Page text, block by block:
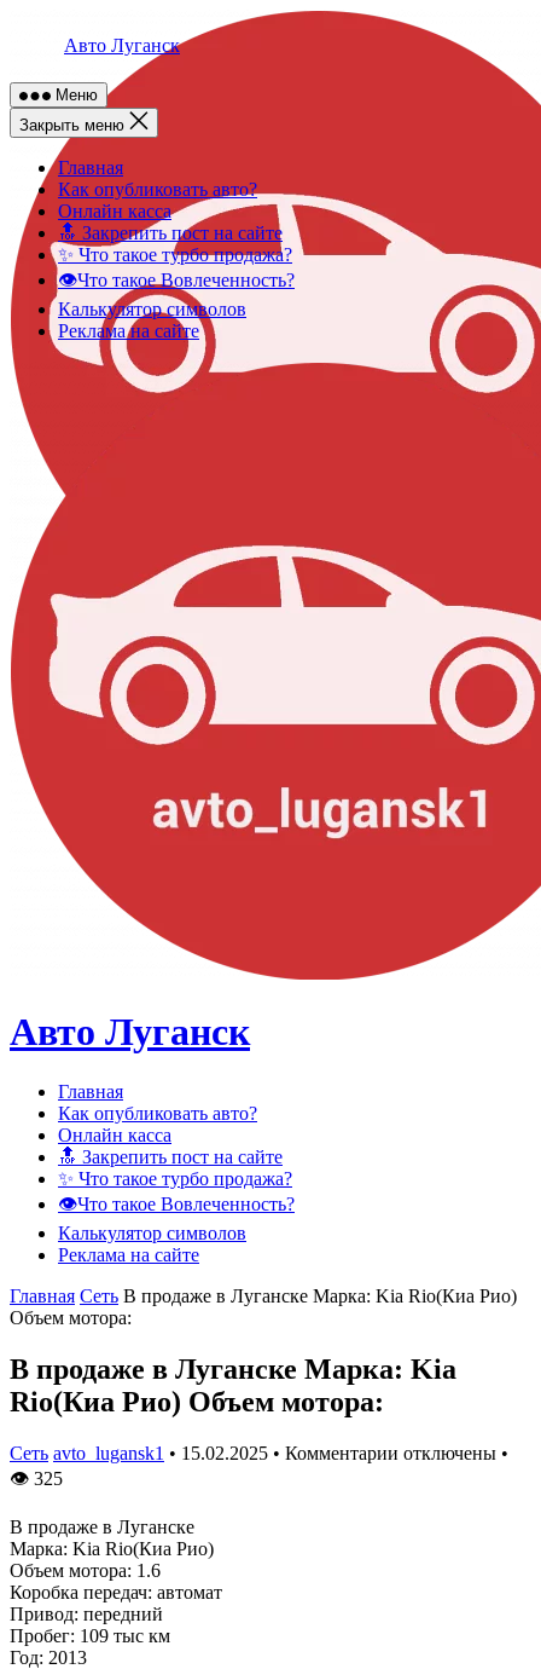
Авто Луганск
Меню
Закрыть меню
Главная
Как опубликовать авто?
Онлайн касса
🔝 Закрепить пост на сайте
✨ Что такое турбо продажа?
👁️Что такое Вовлеченность?
Калькулятор символов
Реклама на сайте
Авто Луганск
Главная
Как опубликовать авто?
Онлайн касса
🔝 Закрепить пост на сайте
✨ Что такое турбо продажа?
👁️Что такое Вовлеченность?
Калькулятор символов
Реклама на сайте
Главная Сеть В продаже в Луганске Марка: Kia Rio(Киа Рио)
Объем мотора:
В продаже в Луганске Марка: Kia
Rio(Киа Рио) Объем мотора:
Сеть avto_lugansk1 • 15.02.2025 • Комментарии отключены •
👁 325
В продаже в Луганске
Марка: Kia Rio(Киа Рио)
Объем мотора: 1.6
Коробка передач: автомат
Привод: передний
Пробег: 109 тыс км
Год: 2013